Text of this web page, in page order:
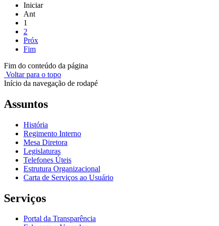
Iniciar
Ant
1
2
Próx
Fim
Fim do conteúdo da página
Voltar para o topo
Início da navegação de rodapé
Assuntos
História
Regimento Interno
Mesa Diretora
Legislaturas
Telefones Úteis
Estrutura Organizacional
Carta de Serviços ao Usuário
Serviços
Portal da Transparência